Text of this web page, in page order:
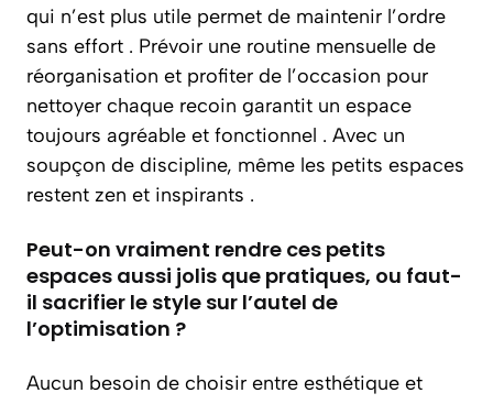
qui n’est plus utile permet de maintenir l’ordre
sans effort . Prévoir une routine mensuelle de
réorganisation et profiter de l’occasion pour
nettoyer chaque recoin garantit un espace
toujours agréable et fonctionnel . Avec un
soupçon de discipline, même les petits espaces
restent zen et inspirants .
Peut-on vraiment rendre ces petits
espaces aussi jolis que pratiques, ou faut-
il sacrifier le style sur l’autel de
l’optimisation ?
Aucun besoin de choisir entre esthétique et